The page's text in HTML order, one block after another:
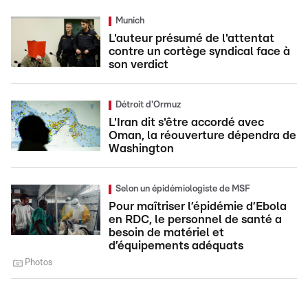
Munich
L'auteur présumé de l'attentat
contre un cortège syndical face à
son verdict
Détroit d'Ormuz
L'Iran dit s'être accordé avec
Oman, la réouverture dépendra de
Washington
Selon un épidémiologiste de MSF
Pour maîtriser l’épidémie d’Ebola
en RDC, le personnel de santé a
besoin de matériel et
d’équipements adéquats
Photos